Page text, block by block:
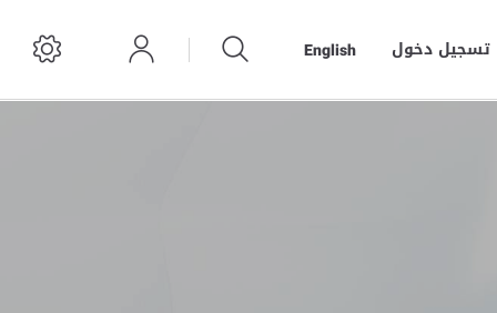
تسجيل دخول English